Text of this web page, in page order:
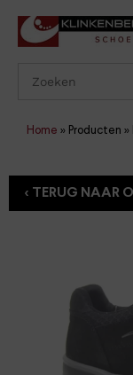
Home » Producten »